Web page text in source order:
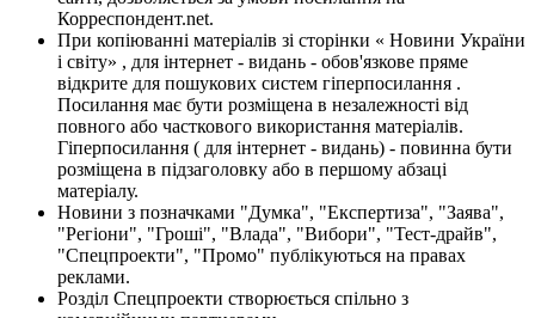
Корреспондент.net.
При копіюванні матеріалів зі сторінки « Новини України
і світу» , для інтернет - видань - обов'язкове пряме
відкрите для пошукових систем гіперпосилання .
Посилання має бути розміщена в незалежності від
повного або часткового використання матеріалів.
Гіперпосилання ( для інтернет - видань) - повинна бути
розміщена в підзаголовку або в першому абзаці
матеріалу.
Новини з позначками "Думка", "Експертиза", "Заява",
"Регіони", "Гроші", "Влада", "Вибори", "Тест-драйв",
"Спецпроекти", "Промо" публікуються на правах
реклами.
Розділ Спецпроекти створюється спільно з